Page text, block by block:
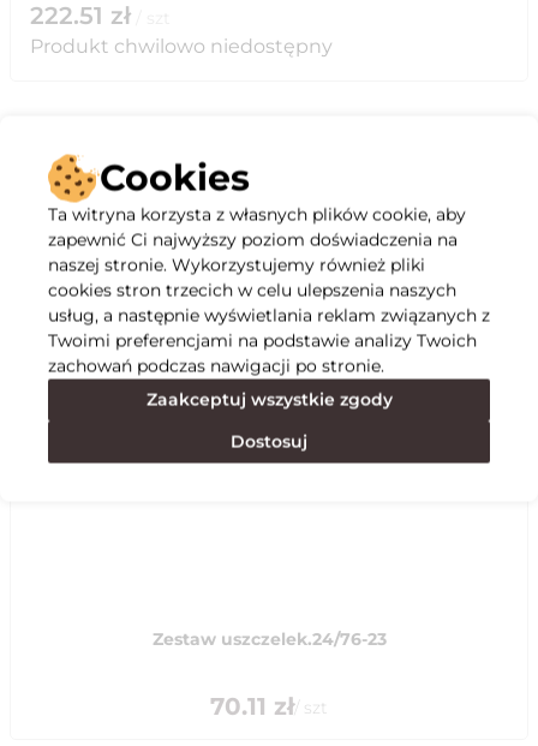
222.51 zł
Produkt chwilowo niedostępny
Opis
Specyfikacja
Polecane
Zestaw uszczelek.24/76-23
70.11 zł/ szt
Cookies
Ta witryna korzysta z własnych plików cookie, aby
zapewnić Ci najwyższy poziom doświadczenia na
naszej stronie. Wykorzystujemy również pliki
cookies stron trzecich w celu ulepszenia naszych
usług, a następnie wyświetlania reklam związanych z
Twoimi preferencjami na podstawie analizy Twoich
zachowań podczas nawigacji po stronie.
Zaakceptuj wszystkie zgody
Dostosuj